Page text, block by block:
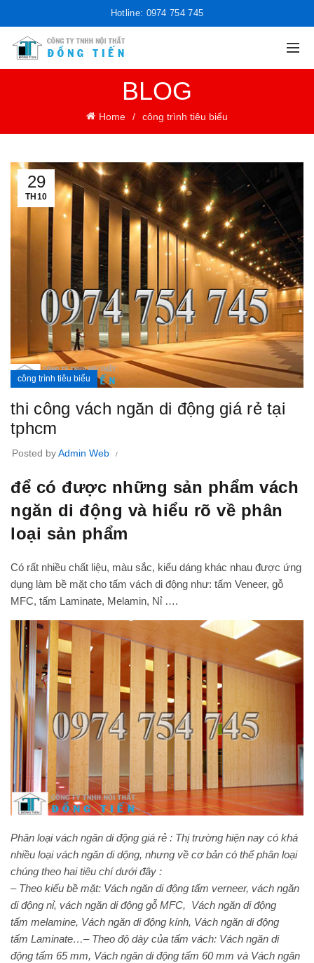
Hotline: 0974 754 745
BLOG
Home công trình tiêu biểu
29
TH10
công trình tiêu biểu
thi công vách ngăn di động giá rẻ tại
tphcm
Posted byAdmin Web
để có được những sản phẩm vách
ngăn di động và hiểu rõ về phân
loại sản phẩm
Có rất nhiều chất liệu, màu sắc, kiểu dáng khác nhau được ứng
dụng làm bề mặt cho tấm vách di động như: tấm Veneer, gỗ
MFC, tấm Laminate, Melamin, Nỉ ….
Phân loại vách ngăn di động giá rẻ : Thị trường hiện nay có khá
nhiều loại vách ngăn di dộng, nhưng về cơ bản có thể phân loại
chúng theo hai tiêu chí dưới đây :
– Theo kiểu bề mặt: Vách ngăn di động tấm verneer, vách ngăn
di động nỉ, vách ngăn di động gỗ MFC, Vách ngăn di động
tấm melamine, Vách ngăn di động kính, Vách ngăn di động
tấm Laminate…– Theo độ dày của tấm vách: Vách ngăn di
động tấm 65 mm, Vách ngăn di động tấm 60 mm và Vách ngăn